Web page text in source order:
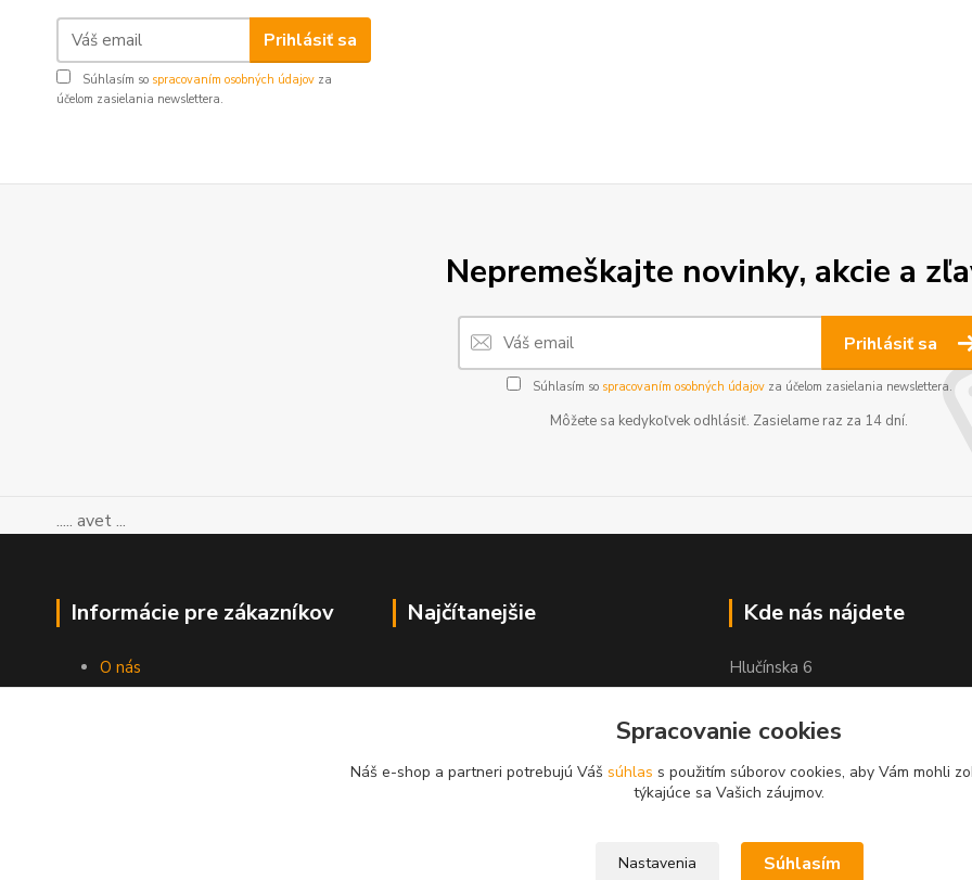
Prihlásiť sa
Súhlasím so spracovaním osobných údajov za
účelom zasielania newslettera.
Nepremeškajte novinky, akcie a
Prihlásiť sa
Súhlasím so spracovaním osobných údajovza účelom zasielania newslettera.
Môžete sa kedykoľvek odhlásiť. Zasielame raz za 14 dní.
..... avet ...
Informácie pre zákazníkov
O nás
Ako nakupovať
Najčítanejšie Kde nás nájdete
Hlučínska 6
Spracovanie cookies
Náš e-shop a partneri potrebujú Váš súhlas s použitím súborov cookies, aby Vám mohli
týkajúce sa Vašich záujmov.
Nastavenia Súhlasím